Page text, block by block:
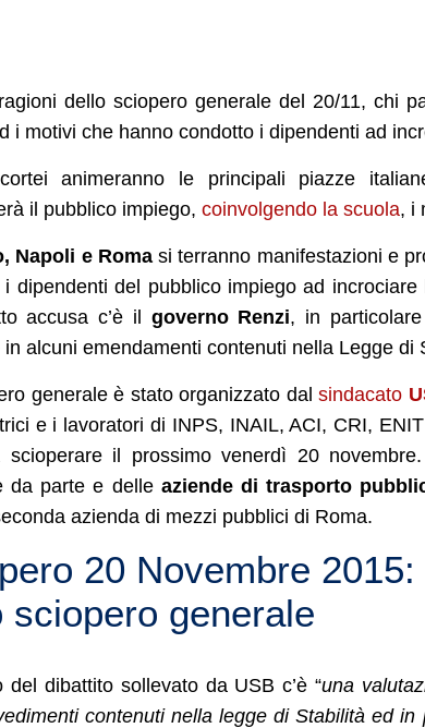
dello sciopero generale del 20/11, chi
i motivi che hanno condotto i dipendenti ad
animeranno le principali piazze
il pubblico impiego, coinvolgendo la scuola, i
Napoli e Romasi terranno manifestazioni e
i dipendenti del pubblico impiego ad
accusa c’è il governo Renzi, in
in alcuni emendamenti contenuti nella Legge di
generale è stato organizzato dalsindacato
e i lavoratori di INPS, INAIL, ACI, CRI,
scioperare il prossimo venerdì 20
da parte e delle aziende di trasporto
azienda di mezzi pubblici di Roma.
20 Novembre
sciopero generale
del dibattito sollevato da USB c’è “una
contenuti nella legge di Stabilità ed